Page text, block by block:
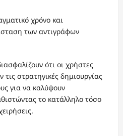
χρόνο και
των αντιγράφων
ότι οι χρήστες
στρατηγικές δημιουργίας
για να καλύψουν
το κατάλληλο τόσο